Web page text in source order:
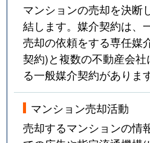
マンションの売却を決断
結します。媒介契約は、
売却の依頼をする専任媒
契約)と複数の不動産会
る一般媒介契約があります
マンション売却活動
売却するマンションの情